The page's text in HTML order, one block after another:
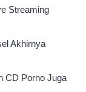
Streaming
Akhirnya
CD Porno Juga